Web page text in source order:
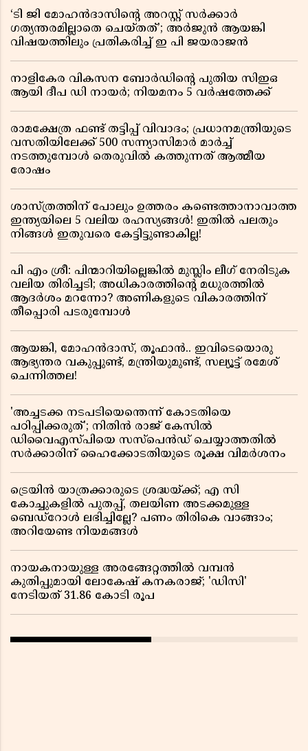
‘ടി ജി മോഹൻദാസിൻ്റെ അറസ്റ്റ് സർക്കാർ
ഗത്യന്തരമില്ലാതെ ചെയ്തത്’; അർജുൻ ആയങ്കി
വിഷയത്തിലും പ്രതികരിച്ച് ഇ പി ജയരാജൻ
നാളികേര വികസന ബോർഡിൻ്റെ പുതിയ സിഇഒ
ആയി ദീപ ഡി നായർ; നിയമനം 5 വർഷത്തേക്ക് ​​​​​​​
രാമക്ഷേത്ര ഫണ്ട് തട്ടിപ്പ് വിവാദം; പ്രധാനമന്ത്രിയുടെ
വസതിയിലേക്ക് 500 സന്ന്യാസിമാർ മാർച്ച്
നടത്തുമ്പോൾ തെരുവിൽ കത്തുന്നത് ആത്മീയ
രോഷം
ശാസ്ത്രത്തിന് പോലും ഉത്തരം കണ്ടെത്താനാവാത്ത
ഇന്ത്യയിലെ 5 വലിയ രഹസ്യങ്ങൾ! ഇതിൽ പലതും
നിങ്ങൾ ഇതുവരെ കേട്ടിട്ടുണ്ടാകില്ല!
പി എം ശ്രീ: പിന്മാറിയില്ലെങ്കിൽ മുസ്ലിം ലീഗ് നേരിടുക
വലിയ തിരിച്ചടി; അധികാരത്തിന്റെ മധുരത്തിൽ
ആദർശം മറന്നോ? അണികളുടെ വികാരത്തിന്
തീപ്പൊരി പടരുമ്പോൾ
ആയങ്കി, മോഹൻദാസ്, തൂഫാൻ.. ഇവിടെയൊരു
ആഭ്യന്തര വകുപ്പുണ്ട്, മന്ത്രിയുമുണ്ട്, സല്യൂട്ട് രമേശ്‌
ചെന്നിത്തല!
'അച്ചടക്ക നടപടിയെന്തെന്ന് കോടതിയെ
പഠിപ്പിക്കരുത്'; നിതിൻ രാജ് കേസിൽ
ഡിവൈഎസ്പിയെ സസ്പെൻഡ് ചെയ്യാത്തതിൽ
സർക്കാരിന് ഹൈക്കോടതിയുടെ രൂക്ഷ വിമർശനം
ട്രെയിൻ യാത്രക്കാരുടെ ശ്രദ്ധയ്ക്ക്; എ സി
കോച്ചുകളിൽ പുതപ്പ്, തലയിണ അടക്കമുള്ള
ബെഡ്റോൾ ലഭിച്ചില്ലേ? പണം തിരികെ വാങ്ങാം;
അറിയേണ്ട നിയമങ്ങൾ
നായകനായുള്ള അരങ്ങേറ്റത്തിൽ വമ്പൻ
കുതിപ്പുമായി ലോകേഷ് കനകരാജ്; 'ഡിസി'
നേടിയത് 31.86 കോടി രൂപ